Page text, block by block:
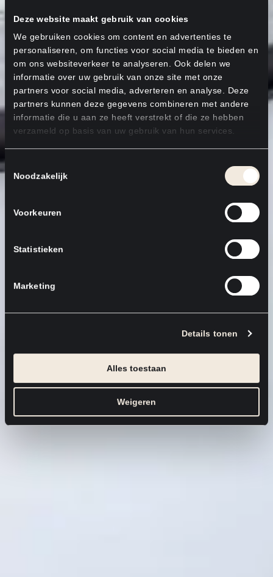
Deze website maakt gebruik van cookies
We gebruiken cookies om content en advertenties te
personaliseren, om functies voor social media te bieden en
om ons websiteverkeer te analyseren. Ook delen we
informatie over uw gebruik van onze site met onze
partners voor social media, adverteren en analyse. Deze
partners kunnen deze gegevens combineren met andere
informatie die u aan ze heeft verstrekt of die ze hebben
verzameld op basis van uw gebruik van hun services.
Toestemmingsselectie
Noodzakelijk
Voorkeuren
Statistieken
Marketing
Details tonen
Alles toestaan
Weigeren